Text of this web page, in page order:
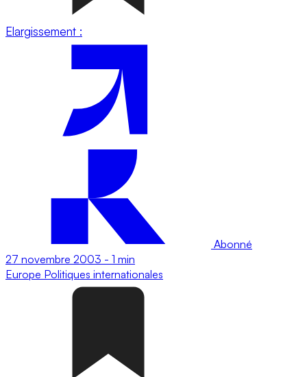
Elargissement :
Abonné
27 novembre 2003 - 1 min
Europe Politiques internationales